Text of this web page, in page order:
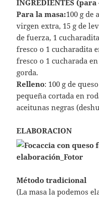
INGREDIENTES
Para la masa:100 g de
virgen extra, 15 g de
de fuerza, 1
fresco o 1 cucharadita
fresco o 1 cucharada
gorda.
Relleno: 100 g de
pequeña cortada en
aceitunas negras
ELABORACION
Método tradicional
(La masa la podemos